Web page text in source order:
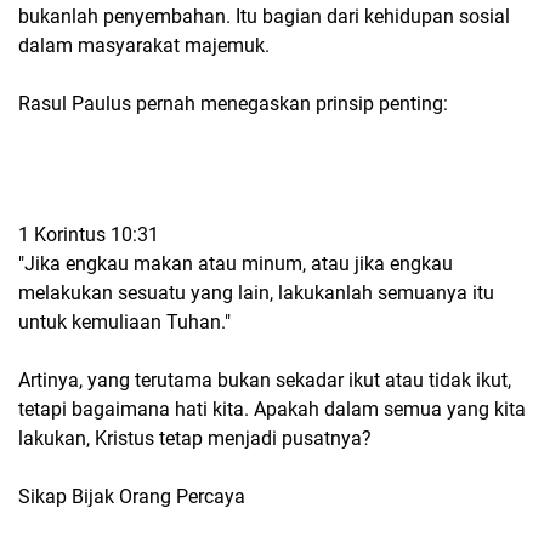
bukanlah penyembahan. Itu bagian dari kehidupan sosial
dalam masyarakat majemuk.
Rasul Paulus pernah menegaskan prinsip penting:
1 Korintus 10:31
"Jika engkau makan atau minum, atau jika engkau
melakukan sesuatu yang lain, lakukanlah semuanya itu
untuk kemuliaan Tuhan."
Artinya, yang terutama bukan sekadar ikut atau tidak ikut,
tetapi bagaimana hati kita. Apakah dalam semua yang kita
lakukan, Kristus tetap menjadi pusatnya?
Sikap Bijak Orang Percaya